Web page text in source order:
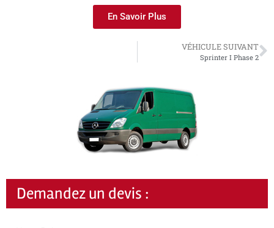
En Savoir Plus
VÉHICULE SUIVANT
Sprinter I Phase 2
Demandez un devis :